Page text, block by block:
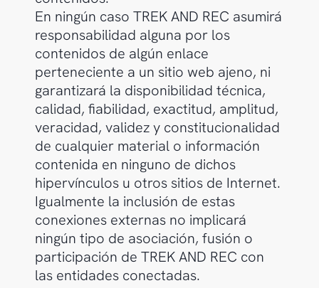
En ningún caso TREK AND REC asumirá
responsabilidad alguna por los
contenidos de algún enlace
perteneciente a un sitio web ajeno, ni
garantizará la disponibilidad técnica,
calidad, fiabilidad, exactitud, amplitud,
veracidad, validez y constitucionalidad
de cualquier material o información
contenida en ninguno de dichos
hipervínculos u otros sitios de Internet.
Igualmente la inclusión de estas
conexiones externas no implicará
ningún tipo de asociación, fusión o
participación de TREK AND REC con
las entidades conectadas.